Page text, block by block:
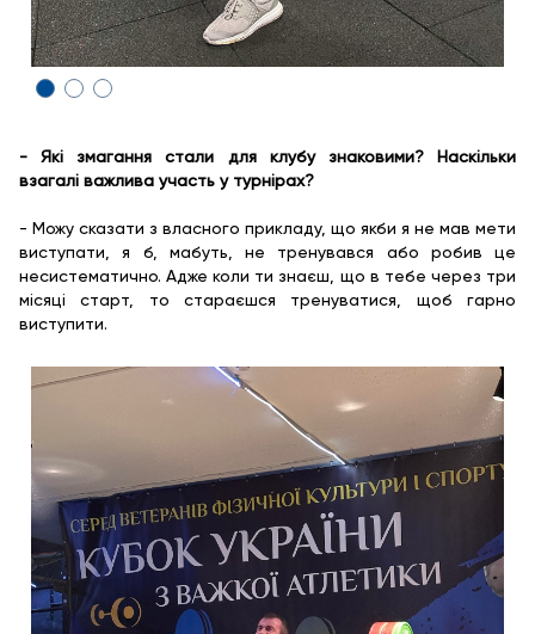
- Які змагання стали для клубу знаковими? Наскільки
взагалі важлива участь у турнірах?
- Можу сказати з власного прикладу, що якби я не мав мети
виступати, я б, мабуть, не тренувався або робив це
несистематично. Адже коли ти знаєш, що в тебе через три
місяці старт, то стараєшся тренуватися, щоб гарно
виступити.